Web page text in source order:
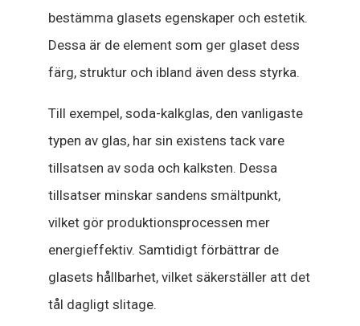
bestämma glasets egenskaper och estetik.
Dessa är de element som ger glaset dess
färg, struktur och ibland även dess styrka.
Till exempel, soda-kalkglas, den vanligaste
typen av glas, har sin existens tack vare
tillsatsen av soda och kalksten. Dessa
tillsatser minskar sandens smältpunkt,
vilket gör produktionsprocessen mer
energieffektiv. Samtidigt förbättrar de
glasets hållbarhet, vilket säkerställer att det
tål dagligt slitage.